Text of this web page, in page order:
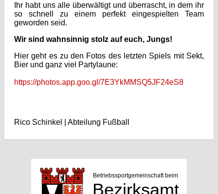
Ihr habt uns alle überwältigt und überrascht, in dem ihr
so schnell zu einem perfekt eingespielten Team
geworden seid.
Wir sind wahnsinnig stolz auf euch, Jungs!
Hier geht es zu den Fotos des letzten Spiels mit Sekt,
Bier und ganz viel Partylaune:
https://photos.app.goo.gl/7E3YkMMSQ5JF24eS8
Rico Schinkel | Abteilung Fußball